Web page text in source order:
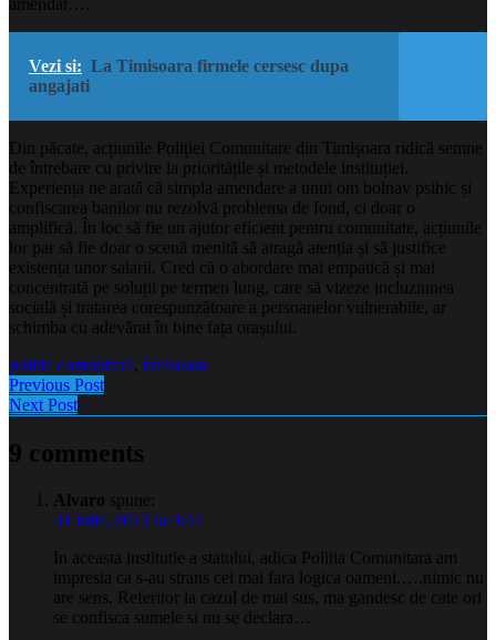
Vezi si: La Timisoara firmele cersesc dupa
angajati
Din păcate, acțiunile Poliției Comunitare din Timișoara ridică semne
de întrebare cu privire la prioritățile și metodele instituției.
Experiența ne arată că simpla amendare a unui om bolnav psihic și
confiscarea banilor nu rezolvă problema de fond, ci doar o
amplifică. În loc să fie un ajutor eficient pentru comunitate, acțiunile
lor par să fie doar o scenă menită să atragă atenția și să justifice
existența unor salarii. Cred că o abordare mai empatică și mai
concentrată pe soluții pe termen lung, care să vizeze incluziunea
socială și tratarea corespunzătoare a persoanelor vulnerabile, ar
schimba cu adevărat în bine fața orașului.
politia comunitara, timisoara
Previous Post
Next Post
9 comments
Alvaro spune:
31 iulie, 2012 la 9:44
In aceasta institutie a statului, adica Politia Comunitara am
impresia ca s-au strans cei mai fara logica oameni,….nimic nu
are sens. Referitor la cazul de mai sus, ma gandesc de cate ori
se confisca sumele si nu se declara…